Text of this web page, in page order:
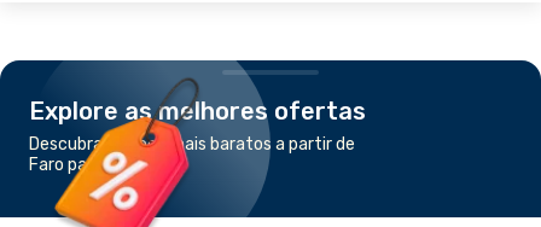
Explore as melhores ofertas
Descubra os voos mais baratos a partir de
Faro para Oujda